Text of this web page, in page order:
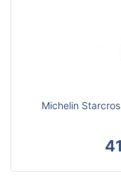
Michelin